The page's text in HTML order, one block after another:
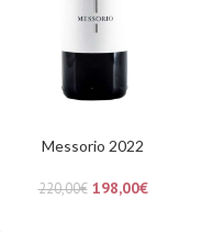
Messorio 2022
220,00€ 198,00€